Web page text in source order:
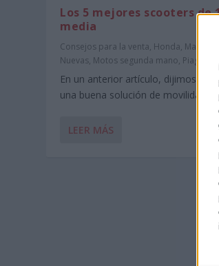
Los 5 mejores scooters de
media
Consejos para la venta, Honda, Marcas
Nuevas, Motos segunda mano, Piaggio
En un anterior artículo, dijimos
una buena solución de movilidad
LEER MÁS